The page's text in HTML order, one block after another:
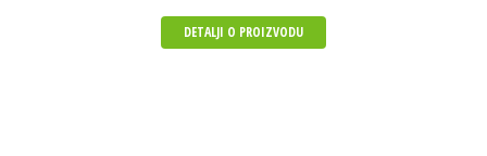
DETALJI O PROIZVODU